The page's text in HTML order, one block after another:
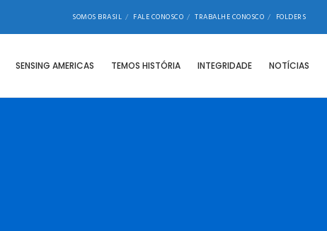
SOMOS BRASIL FALE CONOSCO TRABALHE CONOSCO FOLDERS
SENSING AMERICAS TEMOS HISTÓRIA INTEGRIDADE NOTÍCIAS